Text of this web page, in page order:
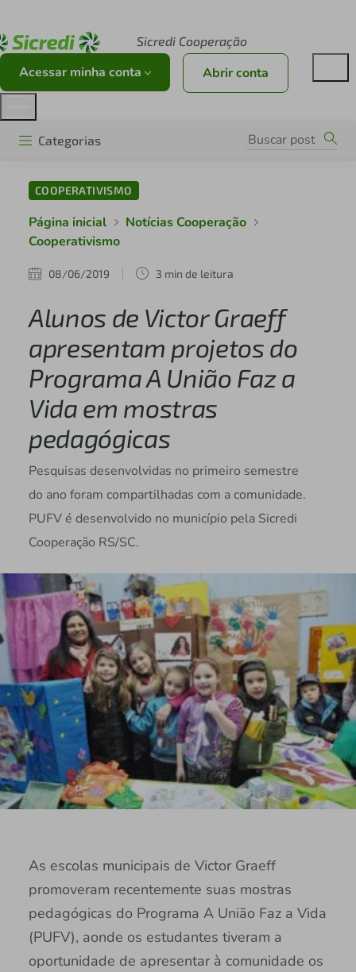
Sicredi Cooperação
Acessar minha conta Abrir conta
Categorias
COOPERATIVISMO
Página inicial
Notícias Cooperação
Cooperativismo
08/06/2019 3 min de leitura
Alunos de Victor Graeff
apresentam projetos do
Programa A União Faz a
Vida em mostras
pedagógicas
Pesquisas desenvolvidas no primeiro semestre
do ano foram compartilhadas com a comunidade.
PUFV é desenvolvido no município pela Sicredi
Cooperação RS/SC.
As escolas municipais de Victor Graeff
promoveram recentemente suas mostras
pedagógicas do Programa A União Faz a Vida
(PUFV), aonde os estudantes tiveram a
oportunidade de apresentar à comunidade os